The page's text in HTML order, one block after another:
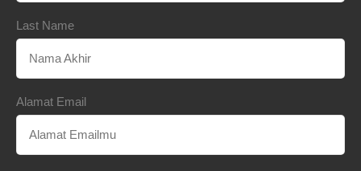
Last Name
Alamat Email